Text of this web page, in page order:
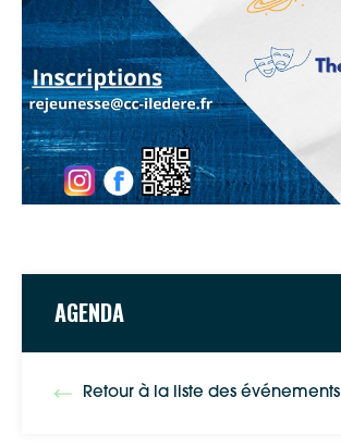
AGENDA
Retour à la liste des événements